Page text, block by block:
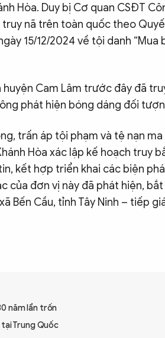
Hòa. Duy bị Cơ quan CSĐT
truy nã trên toàn quốc theo
15/12/2024 về tội danh “Mua
Cam Lâm trước đây đã
phát hiện bóng dáng đối
trấn áp tội phạm và tệ nạn ma
Hòa xác lập kế hoạch truy
kết hợp triển khai các biện
của đơn vị này đã phát hiện, bắt
Bến Cầu, tỉnh Tây Ninh – tiếp
năm lẩn trốn
tại Trung Quốc